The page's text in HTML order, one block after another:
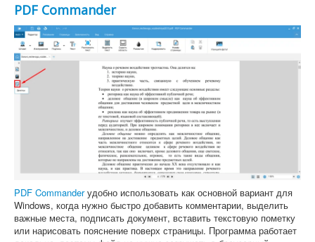
PDF Commander
PDF Commanderудобно использовать как основной вариант для
Windows, когда нужно быстро добавить комментарии, выделить
важные места, подписать документ, вставить текстовую пометку
или нарисовать пояснение поверх страницы. Программа работает